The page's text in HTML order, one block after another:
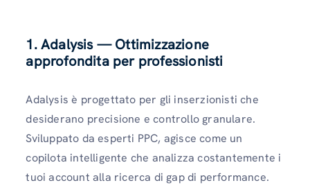
1.Adalysis — Ottimizzazione
approfondita per professionisti
Adalysis è progettato per gli inserzionisti che
desiderano precisione e controllo granulare.
Sviluppato da esperti PPC, agisce come un
copilota intelligente che analizza costantemente i
tuoi account alla ricerca di gap di performance.